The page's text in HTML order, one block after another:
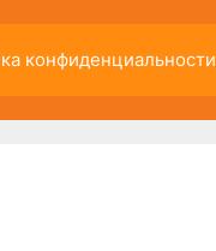
конфиденциальности